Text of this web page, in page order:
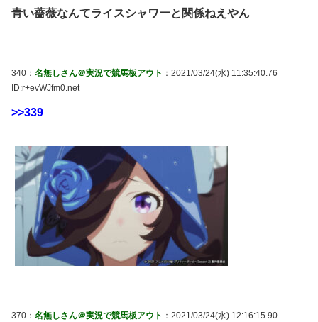
青い薔薇なんてライスシャワーと関係ねえやん
340： 名無しさん＠実況で競馬板アウト ：2021/03/24(水) 11:35:40.76
ID:r+evWJfm0.net
>>339
370： 名無しさん＠実況で競馬板アウト ：2021/03/24(水) 12:16:15.90